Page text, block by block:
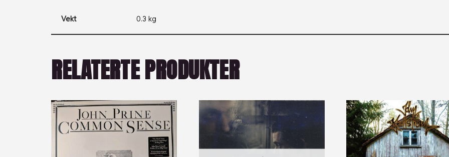
Vekt 0.3 kg
RELATERTE PRODUKTER